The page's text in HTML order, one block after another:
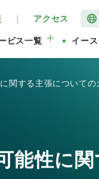
ビス一覧 イー
アクセス
関する主張について
能性に